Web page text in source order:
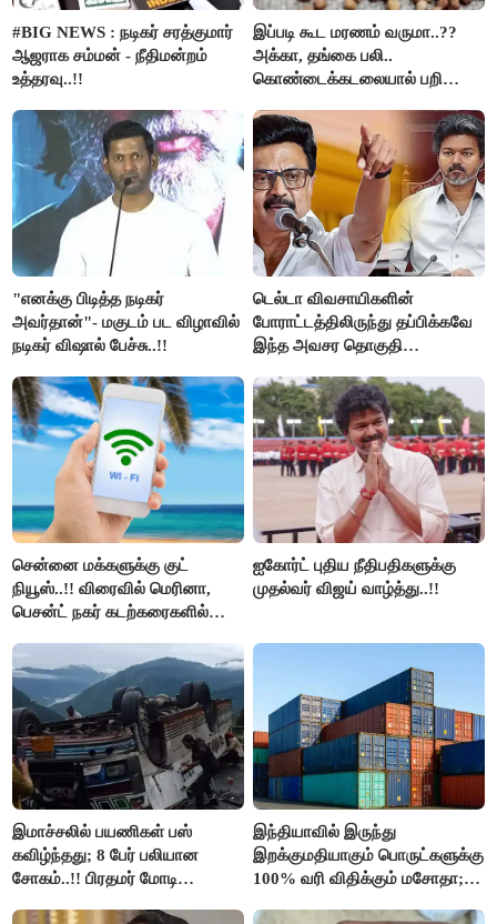
#BIG NEWS : நடிகர் சரத்குமார்
ஆஜராக சம்மன் - நீதிமன்றம்
உத்தரவு..!!
இப்படி கூட மரணம் வருமா..??
அக்கா, தங்கை பலி..
கொண்டைக்கடலையால் பறிபோன
"எனக்கு பிடித்த நடிகர்
அவர்தான்"- மகுடம் பட விழாவில்
நடிகர் விஷால் பேச்சு..!!
டெல்டா விவசாயிகளின்
போராட்டத்திலிருந்து தப்பிக்கவே
இந்த அவசர தொகுதி
அரங்கேற்றுகிறார் முதலமைச்சர் -
திமுக ஐடி விங்..!!
சென்னை மக்களுக்கு குட்
நியூஸ்..!! விரைவில் மெரினா,
பெசன்ட் நகர் கடற்கரைகளில்
ஐகோர்ட் புதிய நீதிபதிகளுக்கு
முதல்வர் விஜய் வாழ்த்து..!!
இமாச்சலில் பயணிகள் பஸ்
கவிழ்ந்தது; 8 பேர் பலியான
சோகம்..!! பிரதமர் மோடி
இந்தியாவில் இருந்து
இறக்குமதியாகும் பொருட்களுக்கு
100% வரி விதிக்கும் மசோதா;